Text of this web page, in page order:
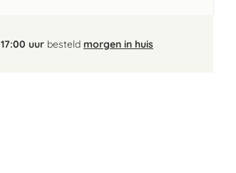
17:00 uur besteld morgen in huis